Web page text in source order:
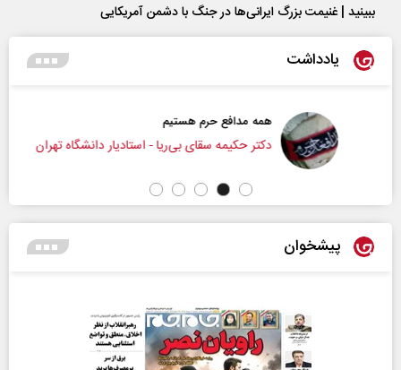
ببینید | غنیمت بزرگ ایرانی‌ها در جنگ با دشمن آمریکایی
یادداشت
همه مدافع حرم هستیم
دکتر حکیمه سقای بی‌ریا - استادیار دانشگاه تهران
پیشخوان